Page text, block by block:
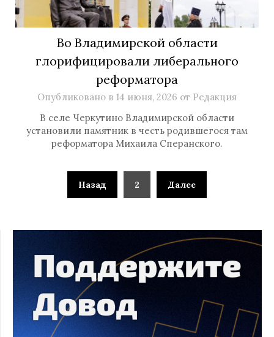
Во Владимирской области
глорифицировали либерального
реформатора
Опубликовано в 14 июня, 2026 от Редакция
В селе Черкутино Владимирской области
установили памятник в честь родившегося там
реформатора Михаила Сперанского.
Назад 2 Далее